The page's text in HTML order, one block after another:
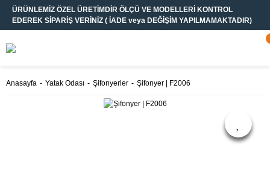
ÜRÜNLEMİZ ÖZEL ÜRETİMDİR ÖLÇÜ VE MODELLERİ KONTROL
EDEREK SİPARİŞ VERİNİZ ( İADE veya DEĞİŞİM YAPILMAMAKTADIR)
Anasayfa Yatak Odası Şifonyerler Şifonyer | F2006